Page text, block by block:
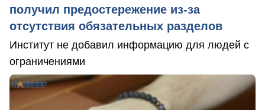
получил предостережение из-за
отсутствия обязательных разделов
Институт не добавил информацию для людей с
ограничениями